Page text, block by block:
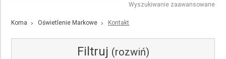
Wyszukiwanie zaawansowane
Koma Oświetlenie Markowe Kontakt
Filtruj (rozwiń)